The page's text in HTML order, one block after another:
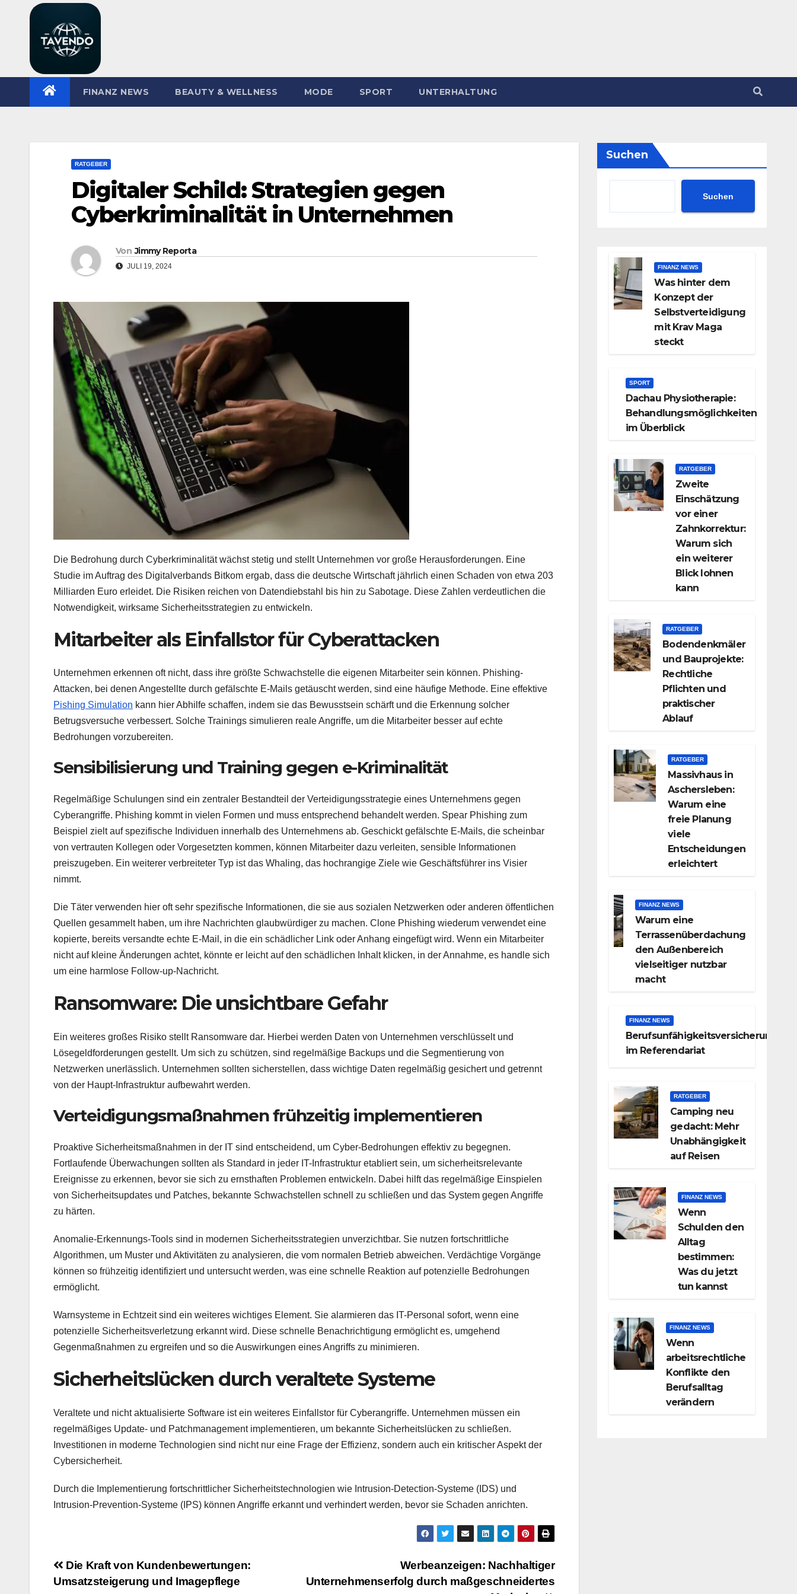
FINANZ NEWS BEAUTY & WELLNESS MODE SPORT UNTERHALTUNG
RATGEBER
Digitaler Schild: Strategien gegen
Cyberkriminalität in Unternehmen
Von Jimmy Reporta
JULI 19, 2024
Die Bedrohung durch Cyberkriminalität wächst stetig und stellt Unternehmen vor große Herausforderungen. Eine
Studie im Auftrag des Digitalverbands Bitkom ergab, dass die deutsche Wirtschaft jährlich einen Schaden von etwa 203
Milliarden Euro erleidet. Die Risiken reichen von Datendiebstahl bis hin zu Sabotage. Diese Zahlen verdeutlichen die
Notwendigkeit, wirksame Sicherheitsstrategien zu entwickeln.
Mitarbeiter als Einfallstor für Cyberattacken
Unternehmen erkennen oft nicht, dass ihre größte Schwachstelle die eigenen Mitarbeiter sein können. Phishing-
Attacken, bei denen Angestellte durch gefälschte E-Mails getäuscht werden, sind eine häufige Methode. Eine effektive
Pishing Simulation kann hier Abhilfe schaffen, indem sie das Bewusstsein schärft und die Erkennung solcher
Betrugsversuche verbessert. Solche Trainings simulieren reale Angriffe, um die Mitarbeiter besser auf echte
Bedrohungen vorzubereiten.
Sensibilisierung und Training gegen e-Kriminalität
Regelmäßige Schulungen sind ein zentraler Bestandteil der Verteidigungsstrategie eines Unternehmens gegen
Cyberangriffe. Phishing kommt in vielen Formen und muss entsprechend behandelt werden. Spear Phishing zum
Beispiel zielt auf spezifische Individuen innerhalb des Unternehmens ab. Geschickt gefälschte E-Mails, die scheinbar
von vertrauten Kollegen oder Vorgesetzten kommen, können Mitarbeiter dazu verleiten, sensible Informationen
preiszugeben. Ein weiterer verbreiteter Typ ist das Whaling, das hochrangige Ziele wie Geschäftsführer ins Visier
nimmt.
Die Täter verwenden hier oft sehr spezifische Informationen, die sie aus sozialen Netzwerken oder anderen öffentlichen
Quellen gesammelt haben, um ihre Nachrichten glaubwürdiger zu machen. Clone Phishing wiederum verwendet eine
kopierte, bereits versandte echte E-Mail, in die ein schädlicher Link oder Anhang eingefügt wird. Wenn ein Mitarbeiter
nicht auf kleine Änderungen achtet, könnte er leicht auf den schädlichen Inhalt klicken, in der Annahme, es handle sich
um eine harmlose Follow-up-Nachricht.
Ransomware: Die unsichtbare Gefahr
Ein weiteres großes Risiko stellt Ransomware dar. Hierbei werden Daten von Unternehmen verschlüsselt und
Lösegeldforderungen gestellt. Um sich zu schützen, sind regelmäßige Backups und die Segmentierung von
Netzwerken unerlässlich. Unternehmen sollten sicherstellen, dass wichtige Daten regelmäßig gesichert und getrennt
von der Haupt-Infrastruktur aufbewahrt werden.
Verteidigungsmaßnahmen frühzeitig implementieren
Proaktive Sicherheitsmaßnahmen in der IT sind entscheidend, um Cyber-Bedrohungen effektiv zu begegnen.
Fortlaufende Überwachungen sollten als Standard in jeder IT-Infrastruktur etabliert sein, um sicherheitsrelevante
Ereignisse zu erkennen, bevor sie sich zu ernsthaften Problemen entwickeln. Dabei hilft das regelmäßige Einspielen
von Sicherheitsupdates und Patches, bekannte Schwachstellen schnell zu schließen und das System gegen Angriffe
zu härten.
Anomalie-Erkennungs-Tools sind in modernen Sicherheitsstrategien unverzichtbar. Sie nutzen fortschrittliche
Algorithmen, um Muster und Aktivitäten zu analysieren, die vom normalen Betrieb abweichen. Verdächtige Vorgänge
können so frühzeitig identifiziert und untersucht werden, was eine schnelle Reaktion auf potenzielle Bedrohungen
ermöglicht.
Warnsysteme in Echtzeit sind ein weiteres wichtiges Element. Sie alarmieren das IT-Personal sofort, wenn eine
potenzielle Sicherheitsverletzung erkannt wird. Diese schnelle Benachrichtigung ermöglicht es, umgehend
Gegenmaßnahmen zu ergreifen und so die Auswirkungen eines Angriffs zu minimieren.
Sicherheitslücken durch veraltete Systeme
Veraltete und nicht aktualisierte Software ist ein weiteres Einfallstor für Cyberangriffe. Unternehmen müssen ein
regelmäßiges Update- und Patchmanagement implementieren, um bekannte Sicherheitslücken zu schließen.
Investitionen in moderne Technologien sind nicht nur eine Frage der Effizienz, sondern auch ein kritischer Aspekt der
Cybersicherheit.
Durch die Implementierung fortschrittlicher Sicherheitstechnologien wie Intrusion-Detection-Systeme (IDS) und
Intrusion-Prevention-Systeme (IPS) können Angriffe erkannt und verhindert werden, bevor sie Schaden anrichten.
Beitragsnavigation
Werbeanzeigen: Nachhaltiger
Unternehmenserfolg durch maßgeschneidertes
Die Kraft von Kundenbewertungen:
Umsatzsteigerung und Imagepflege
Suchen
Suchen
FINANZ NEWS
Was hinter dem
Konzept der
Selbstverteidigung
mit Krav Maga
steckt
SPORT
Dachau Physiotherapie:
Behandlungsmöglichkeiten
im Überblick
RATGEBER
Zweite
Einschätzung
vor einer
Zahnkorrektur:
Warum sich
ein weiterer
Blick lohnen
kann
RATGEBER
Bodendenkmäler
und Bauprojekte:
Rechtliche
Pflichten und
praktischer
Ablauf
RATGEBER
Massivhaus in
Aschersleben:
Warum eine
freie Planung
viele
Entscheidungen
erleichtert
FINANZ NEWS
Warum eine
Terrassenüberdachung
den Außenbereich
vielseitiger nutzbar
macht
FINANZ NEWS
Berufsunfähigkeitsversicherung
im Referendariat
RATGEBER
Camping neu
gedacht: Mehr
Unabhängigkeit
auf Reisen
FINANZ NEWS
Wenn
Schulden den
Alltag
bestimmen:
Was du jetzt
tun kannst
FINANZ NEWS
Wenn
arbeitsrechtliche
Konflikte den
Berufsalltag
verändern